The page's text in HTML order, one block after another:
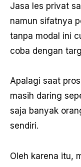
Jasa les privat
namun sifatnya
tanpa modal ini
coba dengan
Apalagi saat
masih daring
saja banyak
sendiri.
Oleh karena itu,